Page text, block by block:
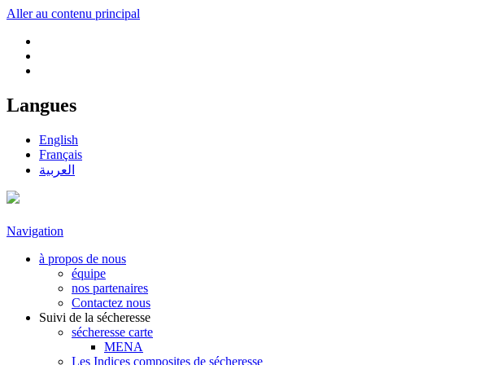
Aller au contenu principal
Langues
English
Français
العربية
Navigation
à propos de nous
équipe
nos partenaires
Contactez nous
Suivi de la sécheresse
sécheresse carte
MENA
Les Indices composites de sécheresse